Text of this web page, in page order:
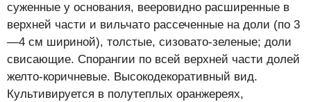
суженные у основания, вееровидно расширенные в
верхней части и вильчато рассеченные на доли (по 3
—4 см шириной), толстые, сизовато-зеленые; доли
свисающие. Спорангии по всей верхней части долей
желто-коричневые. Высокодекоративный вид.
Культивируется в полутеплых оранжереях,